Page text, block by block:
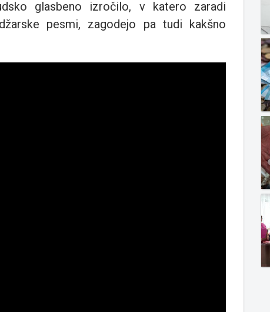
glasbeno izročilo, v katero zaradi
pesmi, zagodejo pa tudi kakšno